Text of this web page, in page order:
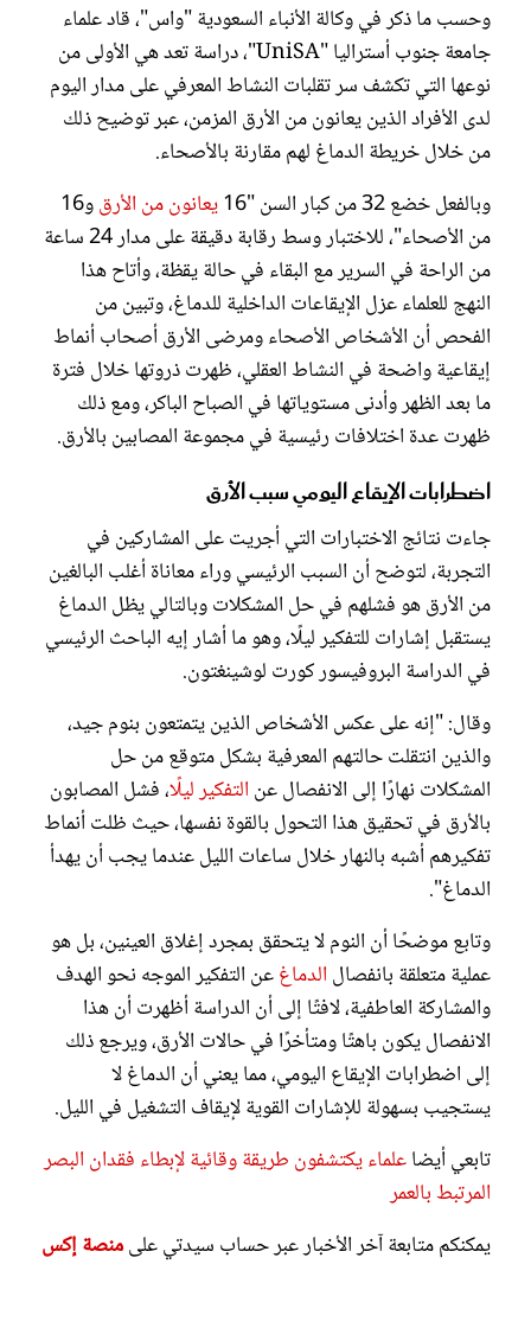
وحسب ما ذكر في وكالة الأنباء السعودية "واس"، قاد علماء
جامعة جنوب أستراليا "UniSA"، دراسة تعد هي الأولى من
نوعها التي تكشف سر تقلبات النشاط المعرفي على مدار اليوم
لدى الأفراد الذين يعانون من الأرق المزمن، عبر توضيح ذلك
من خلال خريطة الدماغ لهم مقارنة بالأصحاء.
وبالفعل خضع 32 من كبار السن "16
يعانون من الأرق و16
من الأصحاء"، للاختبار وسط رقابة دقيقة على مدار 24 ساعة
من الراحة في السرير مع البقاء في حالة يقظة، وأتاح هذا
النهج للعلماء عزل الإيقاعات الداخلية للدماغ، وتبين من
الفحص أن الأشخاص الأصحاء ومرضى الأرق أصحاب أنماط
إيقاعية واضحة في النشاط العقلي، ظهرت ذروتها خلال فترة
ما بعد الظهر وأدنى مستوياتها في الصباح الباكر، ومع ذلك
ظهرت عدة اختلافات رئيسية في مجموعة المصابين بالأرق.
اضطرابات الإيقاع اليومي سبب الأرق
جاءت نتائج الاختبارات التي أجريت على المشاركين في
التجربة، لتوضح أن السبب الرئيسي وراء معاناة أغلب البالغين
من الأرق هو فشلهم في حل المشكلات وبالتالي يظل الدماغ
يستقبل إشارات للتفكير ليلًا، وهو ما أشار إيه الباحث الرئيسي
في الدراسة البروفيسور كورت لوشينغتون.
وقال: "إنه على عكس الأشخاص الذين يتمتعون بنوم جيد،
والذين انتقلت حالتهم المعرفية بشكل متوقع من حل
المشكلات نهارًا إلى الانفصال عن التفكير ليلًا، فشل المصابون
بالأرق في تحقيق هذا التحول بالقوة نفسها، حيث ظلت أنماط
تفكيرهم أشبه بالنهار خلال ساعات الليل عندما يجب أن يهدأ
الدماغ".
وتابع موضحًا أن النوم لا يتحقق بمجرد إغلاق العينين، بل هو
عملية متعلقة بانفصال الدماغعن التفكير الموجه نحو الهدف
والمشاركة العاطفية، لافتًا إلى أن الدراسة أظهرت أن هذا
الانفصال يكون باهتًا ومتأخرًا في حالات الأرق، ويرجع ذلك
إلى اضطرابات الإيقاع اليومي، مما يعني أن الدماغ لا
يستجيب بسهولة للإشارات القوية لإيقاف التشغيل في الليل.
تابعي أيضاعلماء يكتشفون طريقة وقائية لإبطاء فقدان البصر
المرتبط بالعمر
يمكنكم متابعة آخر الأخبار عبر حساب سيدتي علىمنصة إكس